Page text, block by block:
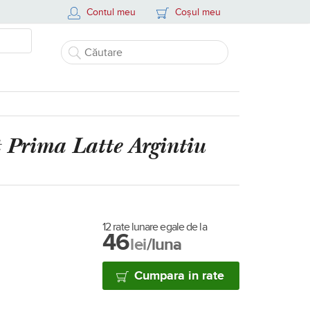
Contul meu Coșul meu
Prima Latte Argintiu
12 rate lunare egale de la
46lei/luna
Cumpara in rate